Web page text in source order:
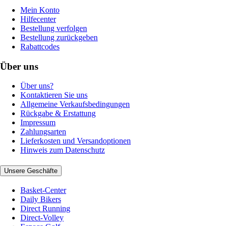
Mein Konto
Hilfecenter
Bestellung verfolgen
Bestellung zurückgeben
Rabattcodes
Über uns
Über uns?
Kontaktieren Sie uns
Allgemeine Verkaufsbedingungen
Rückgabe & Erstattung
Impressum
Zahlungsarten
Lieferkosten und Versandoptionen
Hinweis zum Datenschutz
Unsere Geschäfte
Basket-Center
Daily Bikers
Direct Running
Direct-Volley